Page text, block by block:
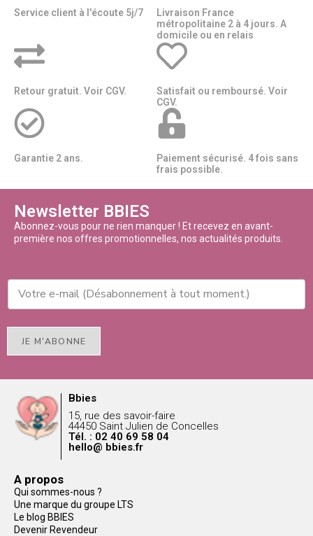
Service client à l'écoute 5j/7
Livraison France
métropolitaine 2 à 4 jours. A
domicile ou en relais​​
Retour gratuit. Voir CGV.
Satisfait ou remboursé. Voir
CGV.
Garantie 2 ans.
Paiement sécurisé. 4 fois sans
frais possible.
Newsletter BBIES
Abonnez-vous pour ne rien manquer ! Et recevez en avant-
première nos offres promotionnelles, nos actualités produits.
JE M'ABONNE
Bbies
15, rue des savoir-faire
44450 Saint Julien de Concelles
Tél. : 02 40 69 58 04
hello@ bbies.fr
A propos
Qui sommes-nous ?
Une marque du groupe LTS
Le blog BBIES
Devenir Revendeur